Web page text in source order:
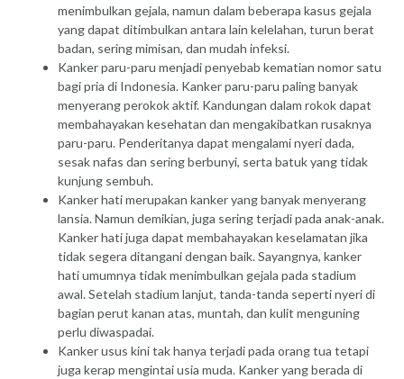
menimbulkan gejala, namun dalam beberapa kasus gejala
yang dapat ditimbulkan antara lain kelelahan, turun berat
badan, sering mimisan, dan mudah infeksi.
Kanker paru-paru menjadi penyebab kematian nomor satu
bagi pria di Indonesia. Kanker paru-paru paling banyak
menyerang perokok aktif. Kandungan dalam rokok dapat
membahayakan kesehatan dan mengakibatkan rusaknya
paru-paru. Penderitanya dapat mengalami nyeri dada,
sesak nafas dan sering berbunyi, serta batuk yang tidak
kunjung sembuh.
Kanker hati merupakan kanker yang banyak menyerang
lansia. Namun demikian, juga sering terjadi pada anak-anak.
Kanker hati juga dapat membahayakan keselamatan jika
tidak segera ditangani dengan baik. Sayangnya, kanker
hati umumnya tidak menimbulkan gejala pada stadium
awal. Setelah stadium lanjut, tanda-tanda seperti nyeri di
bagian perut kanan atas, muntah, dan kulit menguning
perlu diwaspadai.
Kanker usus kini tak hanya terjadi pada orang tua tetapi
juga kerap mengintai usia muda. Kanker yang berada di